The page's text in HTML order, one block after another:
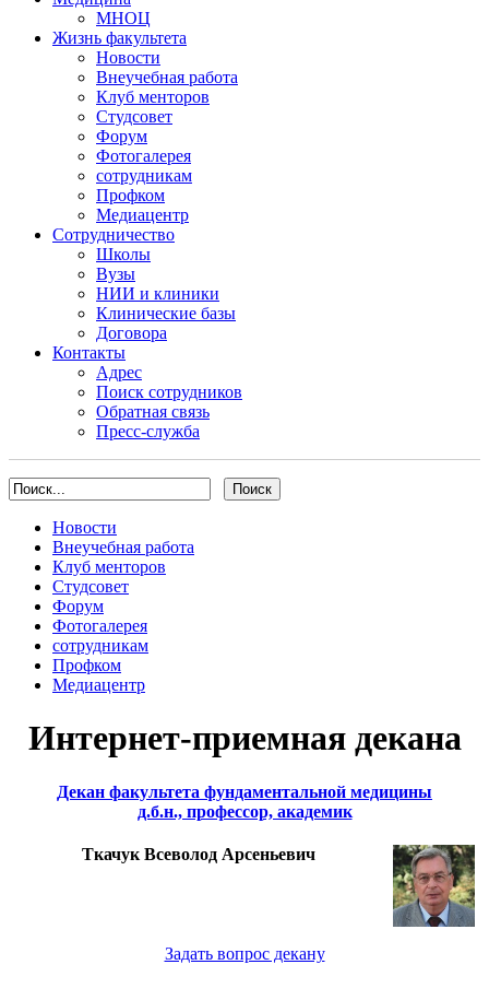
МНОЦ
Жизнь факультета
Новости
Внеучебная работа
Клуб менторов
Студсовет
Форум
Фотогалерея
сотрудникам
Профком
Медиацентр
Сотрудничество
Школы
Вузы
НИИ и клиники
Клинические базы
Договора
Контакты
Адрес
Поиск сотрудников
Обратная связь
Пресс-служба
Новости
Внеучебная работа
Клуб менторов
Студсовет
Форум
Фотогалерея
сотрудникам
Профком
Медиацентр
Интернет-приемная декана
Декан факультета фундаментальной медицины
д.б.н., профессор, академик
Ткачук Всеволод Арсеньевич
Задать вопрос декану